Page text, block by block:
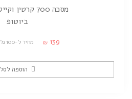
מסכה 700 קרטין וקייל | 550 מ"ל
ביוטופ
₪ 139 מחיר ל-100 מ"ל: ₪25.27
הוספה לסל